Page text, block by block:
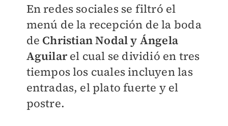
En redes sociales se filtró el
menú de la recepción de la boda
de Christian Nodal y Ángela
Aguilarel cual se dividió en tres
tiempos los cuales incluyen las
entradas, el plato fuerte y el
postre.